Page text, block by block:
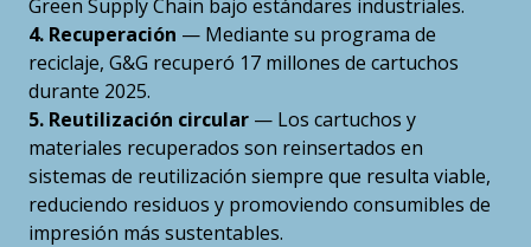
Green Supply Chain bajo estándares industriales.
4. Recuperación — Mediante su programa de
reciclaje, G&G recuperó 17 millones de cartuchos
durante 2025.
5. Reutilización circular — Los cartuchos y
materiales recuperados son reinsertados en
sistemas de reutilización siempre que resulta viable,
reduciendo residuos y promoviendo consumibles de
impresión más sustentables.